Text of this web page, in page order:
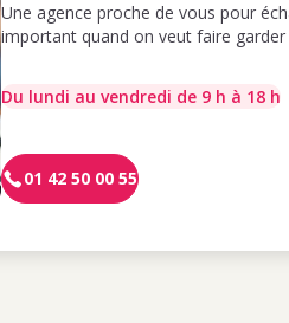
Une agence proche de vous pour
important quand on veut faire garder
Du lundi au vendredi de 9 h à 18 h
01 42 50 00 55